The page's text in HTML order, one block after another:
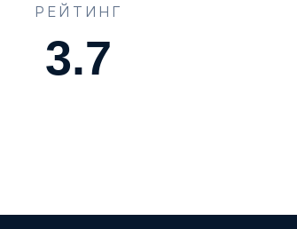
РЕЙТИНГ
4.5